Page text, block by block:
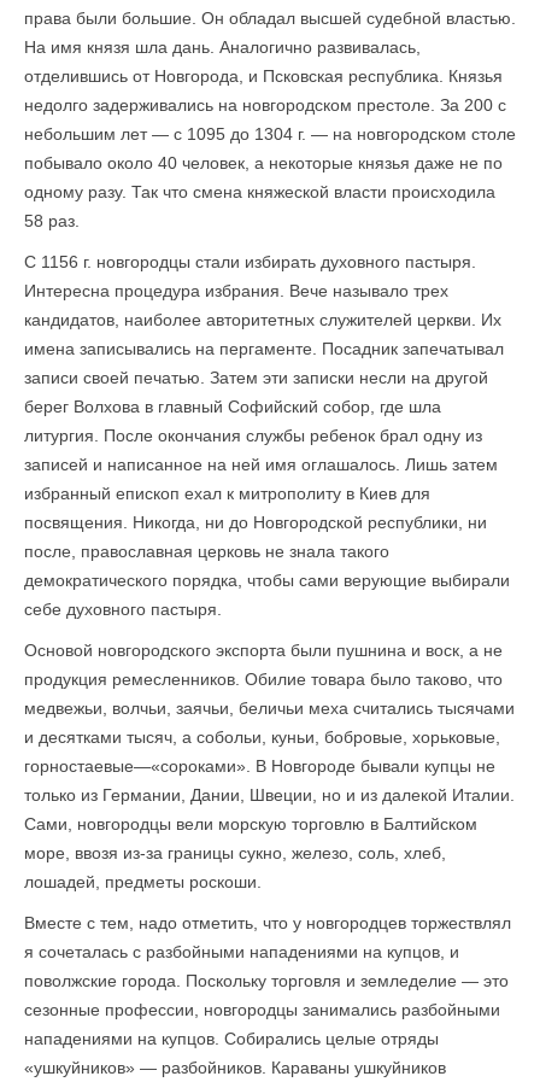
права были большие. Он обладал высшей судебной властью.
На имя князя шла дань. Аналогично развивалась,
отделившись от Новгорода, и Псковская республика. Князья
недолго задерживались на новгородском престоле. За 200 с
небольшим лет — с 1095 до 1304 г. — на новгородском столе
побывало около 40 человек, а некоторые князья даже не по
одному разу. Так что смена княжеской власти происходила
58 раз.
С 1156 г. новгородцы стали избирать духовного пастыря.
Интересна процедура избрания. Вече называло трех
кандидатов, наиболее авторитетных служителей церкви. Их
имена записывались на пергаменте. Посадник запечатывал
записи своей печатью. Затем эти записки несли на другой
берег Волхова в главный Софийский собор, где шла
литургия. После окончания службы ребенок брал одну из
записей и написанное на ней имя оглашалось. Лишь затем
избранный епископ ехал к митрополиту в Киев для
посвящения. Никогда, ни до Новгородской республики, ни
после, православная церковь не знала такого
демократического порядка, чтобы сами верующие выбирали
себе духовного пастыря.
Основой новгородского экспорта были пушнина и воск, а не
продукция ремесленников. Обилие товара было таково, что
медвежьи, волчьи, заячьи, беличьи меха считались тысячами
и десятками тысяч, а собольи, куньи, бобровые, хорьковые,
горностаевые—«сороками». В Новгороде бывали купцы не
только из Германии, Дании, Швеции, но и из далекой Италии.
Сами, новгородцы вели морскую торговлю в Балтийском
море, ввозя из-за границы сукно, железо, соль, хлеб,
лошадей, предметы роскоши.
Вместе с тем, надо отметить, что у новгородцев торжествлял
я сочеталась с разбойными нападениями на купцов, и
поволжские города. Поскольку торговля и земледелие — это
сезонные профессии, новгородцы занимались разбойными
нападениями на купцов. Собирались целые отряды
«ушкуйников» — разбойников. Караваны ушкуйников